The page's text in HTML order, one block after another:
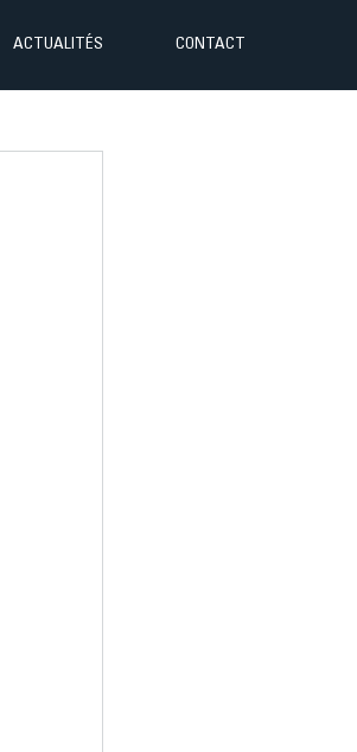
ACTUALITÉS CONTACT